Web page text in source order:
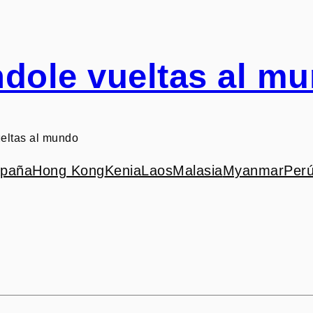
vueltas al
al mundo
Hong KongKeniaLaosMalasiaMyanmar